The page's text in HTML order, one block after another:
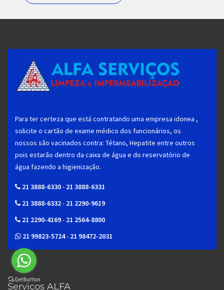
Para ter certeza que está contratando uma empresa idonea ,
solicite o cartão de exame médico dos funcionários, os
nossos são vacinados contra: Tétano, Hepatite entre outros
pois estarão dentro da caixa de água e do reservatório de
água fazendo a higienização.
21 3888-6330- 21 3888-6331
21 3888-6332- 21 2290-9619
21 2290-4169- 21 2564-8800
21 99823-5724- 21 98472-2031
Serviços ALFA